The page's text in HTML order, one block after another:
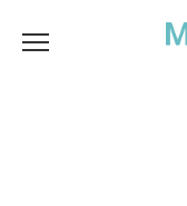
содержанию